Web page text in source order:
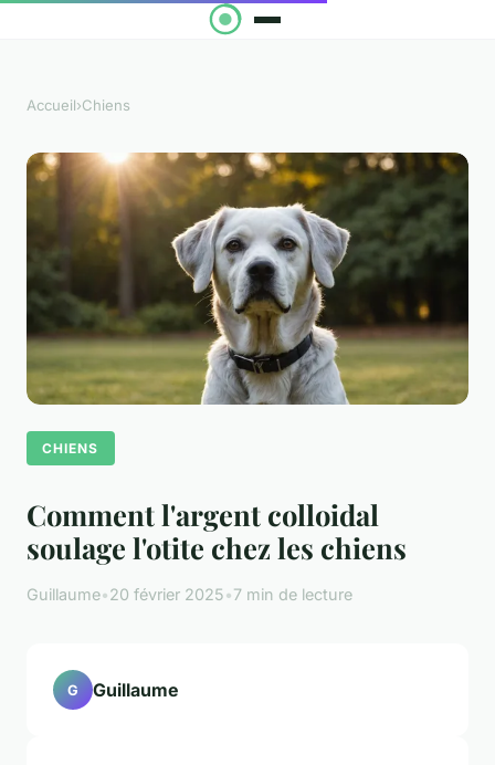
Accueil›Chiens
CHIENS
Comment l'argent colloidal
soulage l'otite chez les chiens
Guillaume•20 février 2025•7 min de lecture
G Guillaume